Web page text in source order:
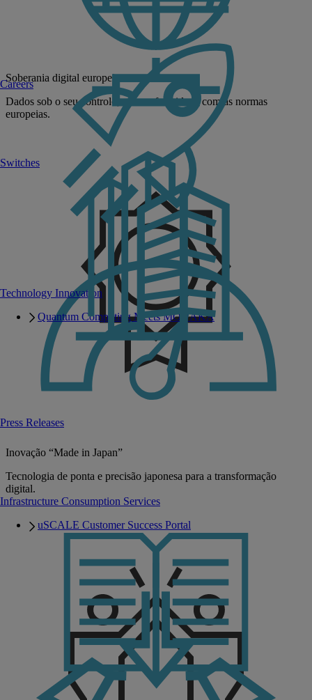
Switches
Infrastructure Consumption Services
uSCALE Customer Success Portal
Technology Innovation
Quantum Computing Meets MONAKA
Careers
Press Releases
Soberania digital europeia
Dados sob o seu controlo, em conformidade com as normas
europeias.
Inovação “Made in Japan”
Tecnologia de ponta e precisão japonesa para a transformação
digital.